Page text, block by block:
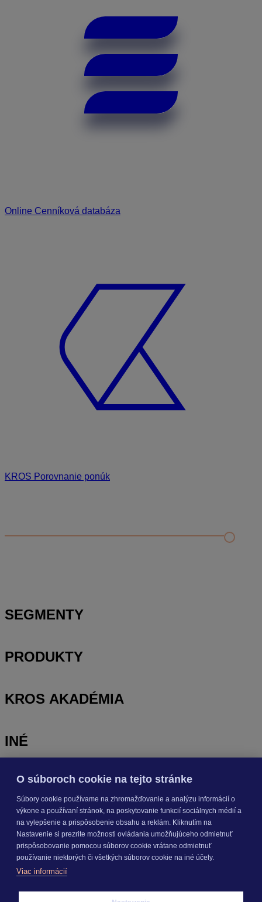
Online Cenníková databáza
KROS Porovnanie ponúk
Nastavenie šanónov
SEGMENTY
PRODUKTY
KROS AKADÉMIA
INÉ
OdoberajteNOVINKY
O nás
Copyright © 2026 KROS a. s.
Prihlásiť sa
O súboroch cookie na tejto stránke
Súbory cookie používame na zhromažďovanie a analýzu informácií o
výkone a používaní stránok, na poskytovanie funkcií sociálnych médií a
na vylepšenie a prispôsobenie obsahu a reklám. Kliknutím na
Nastavenie si prezrite možnosti ovládania umožňujúceho odmietnuť
prispôsobovanie pomocou súborov cookie vrátane odmietnuť
používanie niektorých či všetkých súborov cookie na iné účely.
Viac informácií